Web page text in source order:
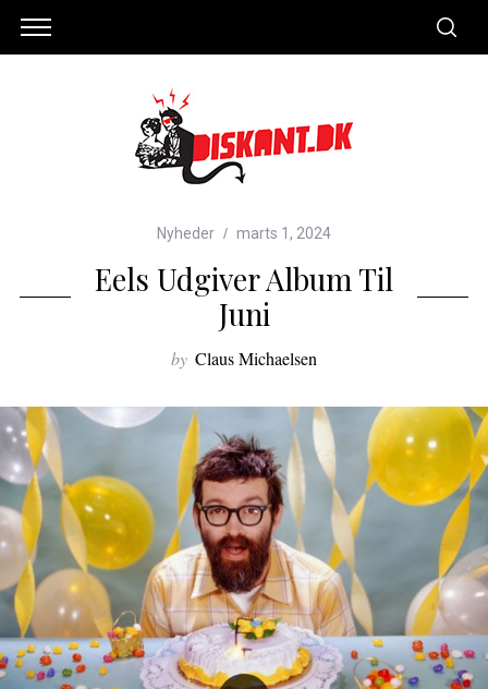
Nyheder marts 1, 2024
Eels Udgiver Album Til
Juni
by Claus Michaelsen